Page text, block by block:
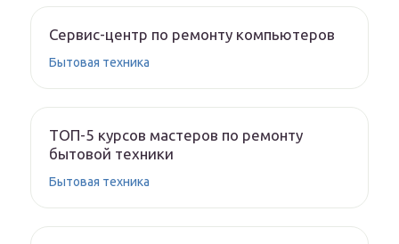
Сервис-центр по ремонту компьютеров
Бытовая техника
ТОП-5 курсов мастеров по ремонту
бытовой техники
Бытовая техника